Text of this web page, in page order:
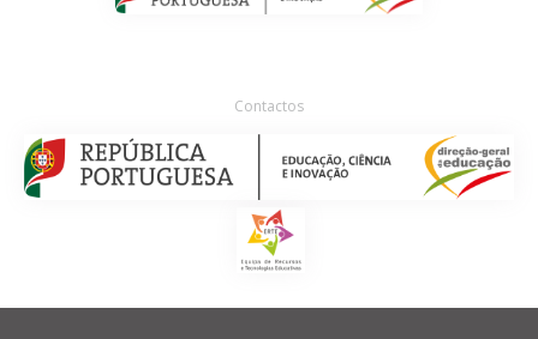
Contactos